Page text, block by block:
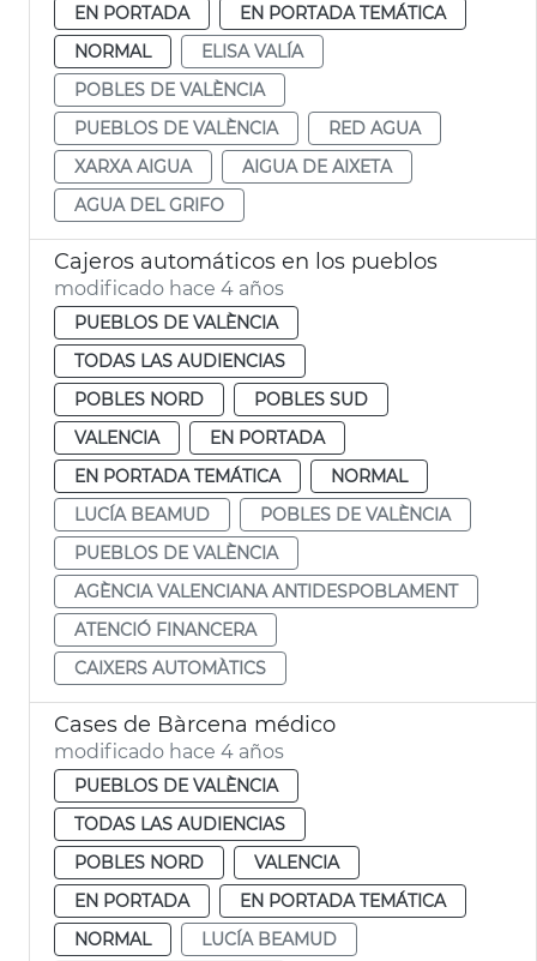
EN PORTADA
EN PORTADA TEMÁTICA
NORMAL
ELISA VALÍA
POBLES DE VALÈNCIA
PUEBLOS DE VALÈNCIA
RED AGUA
XARXA AIGUA
AIGUA DE AIXETA
AGUA DEL GRIFO
Cajeros automáticos en los pueblos
modificado hace 4 años
PUEBLOS DE VALÈNCIA
TODAS LAS AUDIENCIAS
POBLES NORD
POBLES SUD
VALENCIA
EN PORTADA
EN PORTADA TEMÁTICA
NORMAL
LUCÍA BEAMUD
POBLES DE VALÈNCIA
PUEBLOS DE VALÈNCIA
AGÈNCIA VALENCIANA ANTIDESPOBLAMENT
ATENCIÓ FINANCERA
CAIXERS AUTOMÀTICS
Cases de Bàrcena médico
modificado hace 4 años
PUEBLOS DE VALÈNCIA
TODAS LAS AUDIENCIAS
POBLES NORD
VALENCIA
EN PORTADA
EN PORTADA TEMÁTICA
NORMAL
LUCÍA BEAMUD